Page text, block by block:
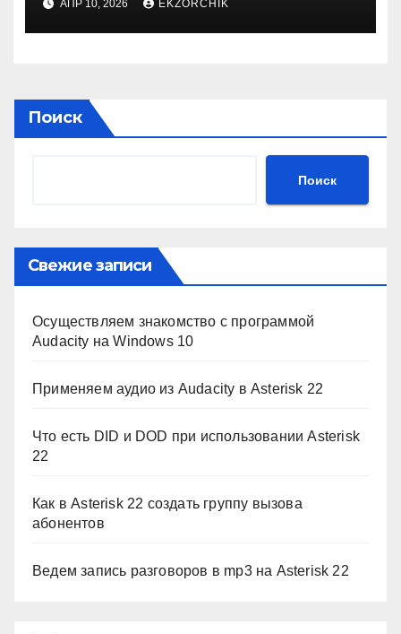
АПР 10, 2026 EKZORCHIK
Поиск
Поиск
Свежие записи
Осуществляем знакомство с программой
Audacity на Windows 10
Применяем аудио из Audacity в Asterisk 22
Что есть DID и DOD при использовании Asterisk
22
Как в Asterisk 22 создать группу вызова
абонентов
Ведем запись разговоров в mp3 на Asterisk 22